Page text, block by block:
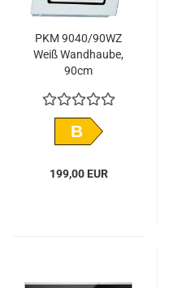
PKM 9040/90WZ
Weiß Wandhaube,
90cm
B
199,00 EUR